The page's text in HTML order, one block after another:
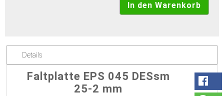
Details
Faltplatte EPS 045 DESsm
25-2 mm